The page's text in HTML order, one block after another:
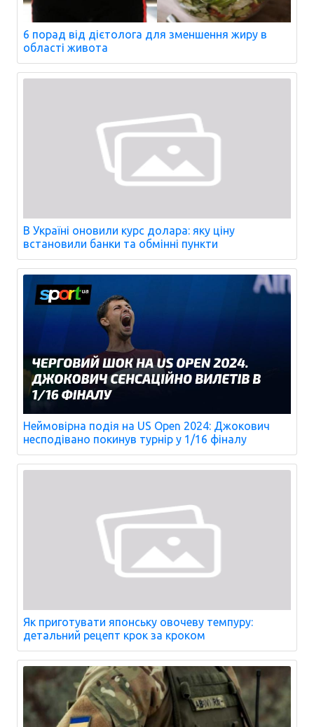
6 порад від дієтолога для зменшення жиру в
області живота
В Україні оновили курс долара: яку ціну
встановили банки та обмінні пункти
Неймовірна подія на US Open 2024: Джокович
несподівано покинув турнір у 1/16 фіналу
Як приготувати японську овочеву темпуру:
детальний рецепт крок за кроком